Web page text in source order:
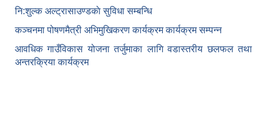
नि:शुल्क अल्ट्रासाउण्डकाे सुविधा सम्बन्धि
कञ्चनमा पोषणमैत्री अभिमुखिकरण कार्यक्रम कार्यक्रम सम्पन्न
आवधिक गाउँविकास योजना तर्जुमाका लागि वडास्तरीय छलफल तथा
अन्तरक्रिया कार्यक्रम